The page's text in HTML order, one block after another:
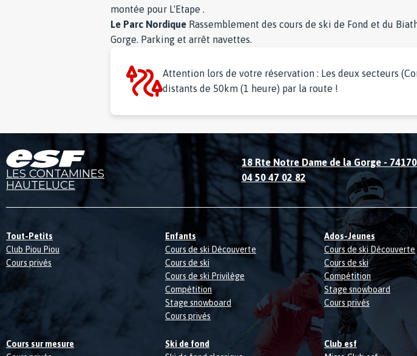
montée pour L'Etape .
Le Parc Nordique Rassemblement des cours de ski de Fond et du
Gorge. Parking et arrêt navettes.
Attention lors de votre réservation : Les deux secteurs
distants de 50km (1 heure) par la route !
LES CONTAMINES
HAUTELUCE
18 Rte Notre Dame de la Gorge -
04 50 47 02 82
Tout-Petits
Club Piou Piou
Cours privés
Enfants
Cours de ski Découverte
Cours de ski
Cours de ski Privilège
Compétition
Stage snowboard
Cours privés
Ados-Jeunes
Cours de ski Découverte
Cours de ski
Compétition
Stage snowboard
Cours privés
Cours sur mesure
Ski de fond
Club esf